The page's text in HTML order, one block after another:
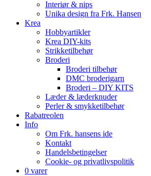
Interiør & nips
Unika design fra Frk. Hansen
Krea
Hobbyartikler
Krea DIY-kits
Strikketilbehør
Broderi
Broderi tilbehør
DMC broderigarn
Broderi – DIY KITS
Læder & læderknuder
Perler & smykketilbehør
Rabatreolen
Info
Om Frk. hansens ide
Kontakt
Handelsbetingelser
Cookie- og privatlivspolitik
0 varer